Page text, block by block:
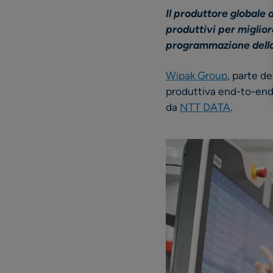
Il produttore globale
produttivi per
programmazione
Wipak Group, parte
produttiva end-to-end
da NTT DATA.